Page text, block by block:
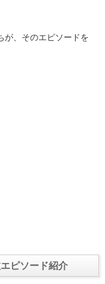
が、そのエピソードを
ピソード紹介